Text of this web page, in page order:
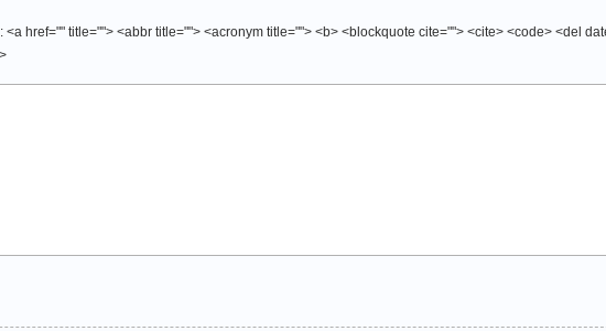
href="" title=""> <abbr title=""> <acronym title=""> <b> <blockquote cite=""> <cite> <code> <del